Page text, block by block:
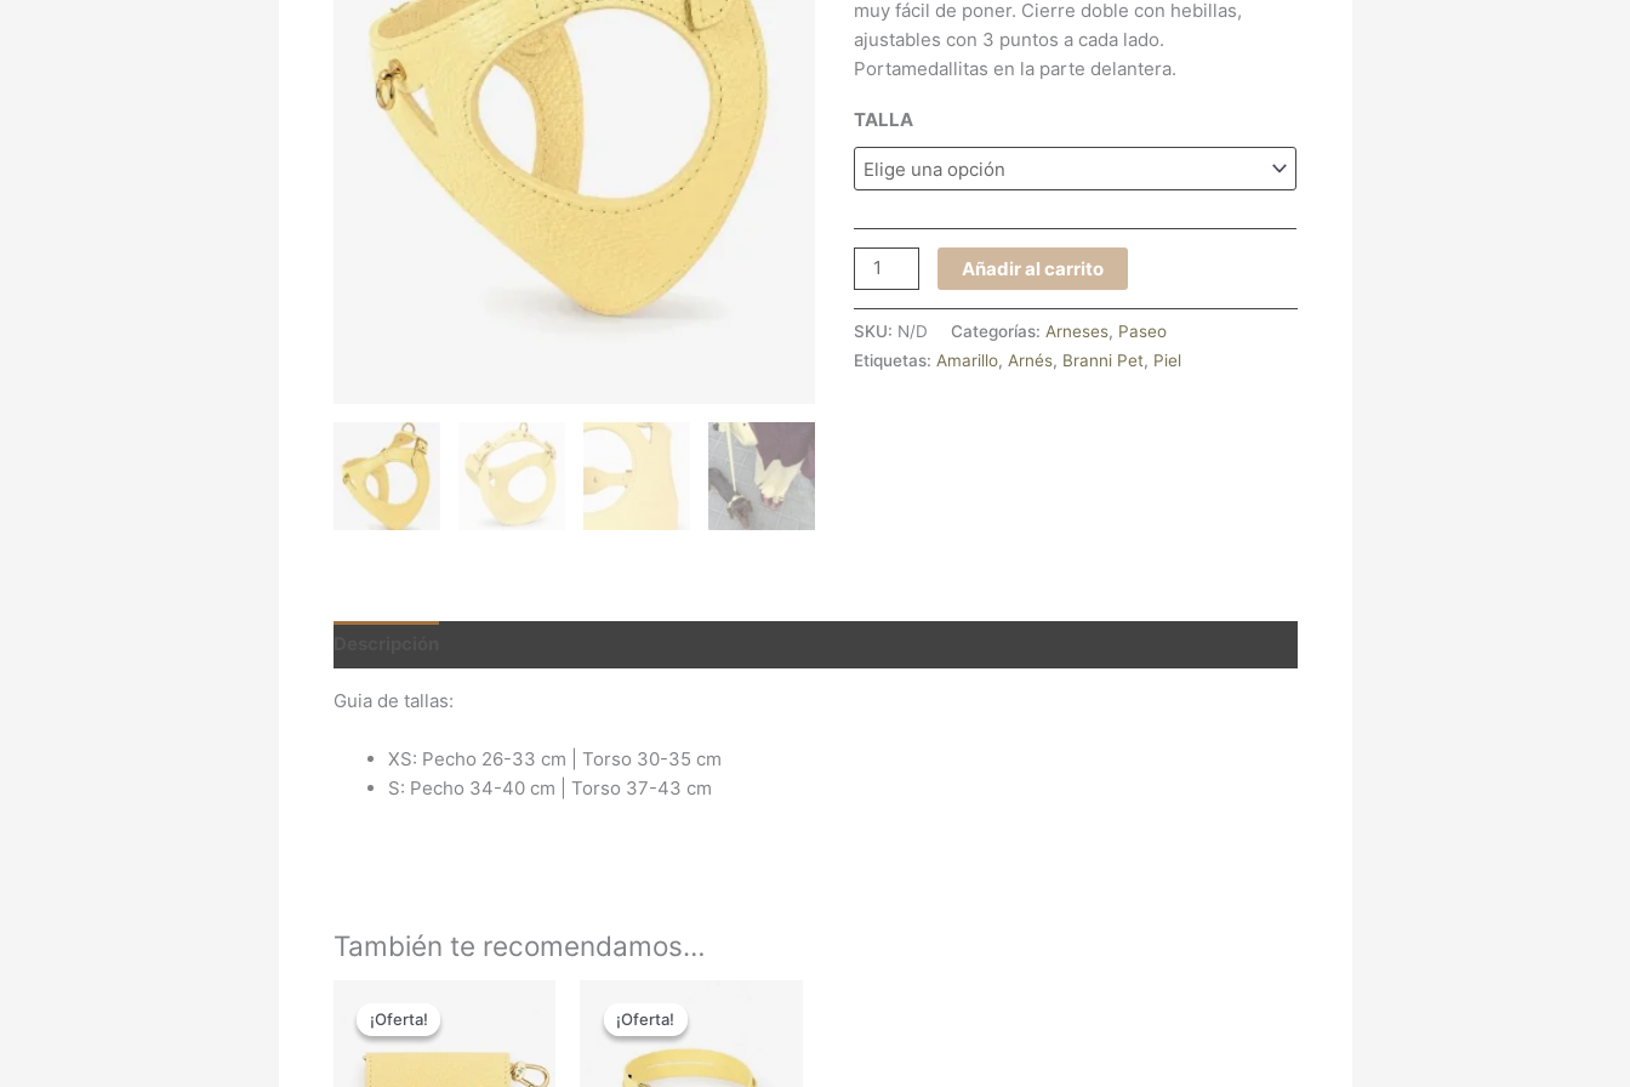
muy fácil de poner. Cierre doble con hebillas,
ajustables con 3 puntos a cada lado.
Portamedallitas en la parte delantera.
TALLA
Añadir al carrito
SKU: N/D Categorías: Arneses, Paseo
Etiquetas: Amarillo, Arnés, Branni Pet, Piel
Guia de tallas:
XS: Pecho 26-33 cm | Torso 30-35 cm
S: Pecho 34-40 cm | Torso 37-43 cm
También te recomendamos…
¡Oferta!
¡Oferta!
precio
original
era:
es:
20,50 €.
¡Oferta!
¡Oferta!
precio
original
era:
55,00 €.
es:
45,10 €.